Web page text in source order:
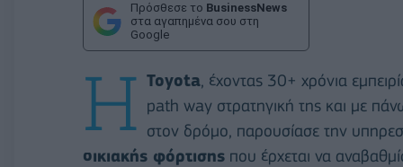
Πρόσθεσε το BusinessNews
στα αγαπημένα σου στη
Google
Η Toyota, έχοντας 30+ χρόνια
path way στρατηγική της και με
στον δρόμο, παρουσίασε την
οικιακής φόρτισης που έρχεται να